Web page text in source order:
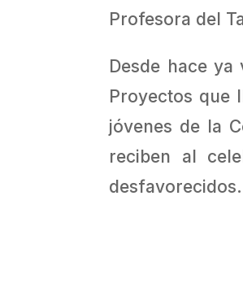
Profesora del
Desde hace
Proyectos que
jóvenes de la
reciben al
desfavorecidos.